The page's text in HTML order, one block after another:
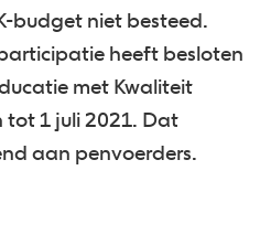
budget niet besteed.
heeft besloten
met Kwaliteit
tot 1 juli 2021. Dat
aan penvoerders.